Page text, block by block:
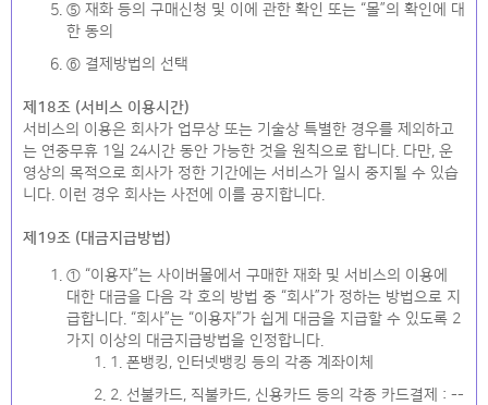
⑤ 재화 등의 구매신청 및 이에 관한 확인 또는 “몰”의 확인에 대
한 동의
⑥ 결제방법의 선택
제18조 (서비스 이용시간)
서비스의 이용은 회사가 업무상 또는 기술상 특별한 경우를 제외하고
는 연중무휴 1일 24시간 동안 가능한 것을 원칙으로 합니다. 다만, 운
영상의 목적으로 회사가 정한 기간에는 서비스가 일시 중지될 수 있습
니다. 이런 경우 회사는 사전에 이를 공지합니다.
제19조 (대금지급방법)
① “이용자”는 사이버몰에서 구매한 재화 및 서비스의 이용에
대한 대금을 다음 각 호의 방법 중 “회사”가 정하는 방법으로 지
급합니다. “회사”는 “이용자”가 쉽게 대금을 지급할 수 있도록 2
가지 이상의 대금지급방법을 인정합니다.
1. 폰뱅킹, 인터넷뱅킹 등의 각종 계좌이체
2. 선불카드, 직불카드, 신용카드 등의 각종 카드결제 : --